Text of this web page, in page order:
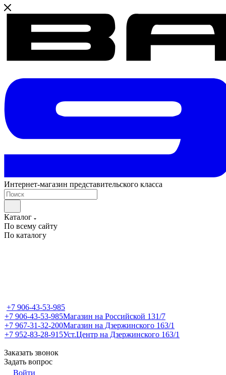
Интернет-магазин представительского класса
Каталог
По всему сайту
По каталогу
+7 906-43-53-985
+7 906-43-53-985Магазин на Российской 131/7
+7 967-31-32-200Магазин на Дзержинского 163/1
+7 952-83-28-915Уст.Центр на Дзержинского 163/1
Заказать звонок
Задать вопрос
Войти